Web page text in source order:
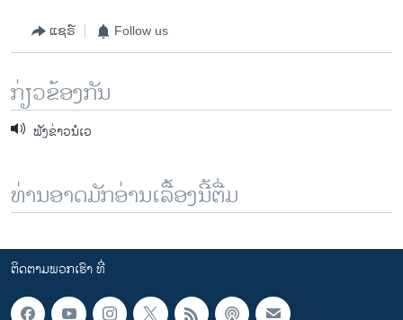
ແຊຣ໌ Follow us
ກ່ຽວຂ້ອງກັນ
ຟັງຂ່າວນໍເວ
ທ່ານອາດມັກອ່ານເລື້ອງນີ້ຕື່ມ
ຕິດຕາມພວກເຮົາ ທີ່